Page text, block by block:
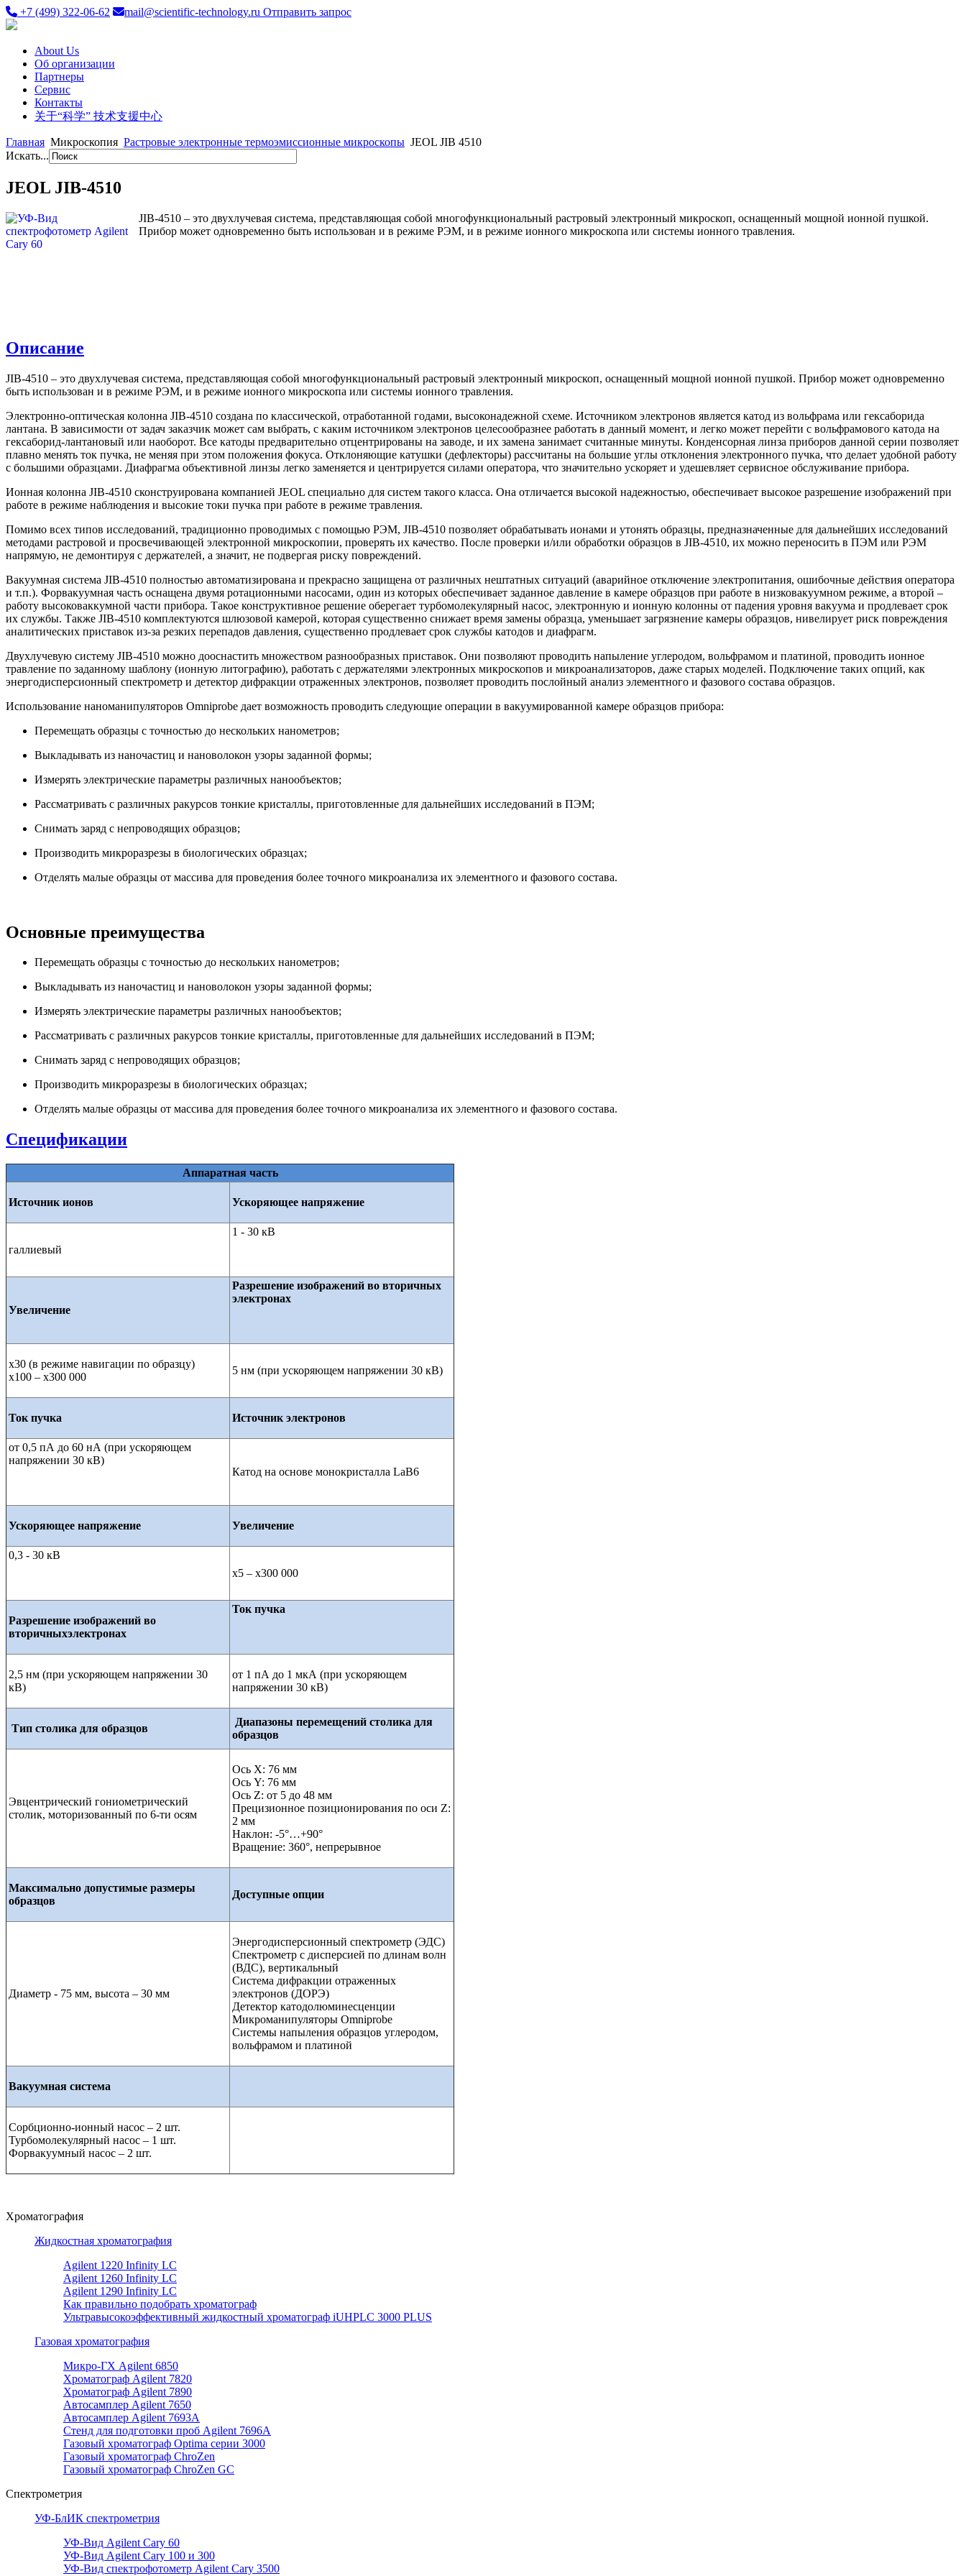
+7 (499) 322-06-62 mail@scientific-technology.ru Отправить запрос
About Us
Об организации
Партнеры
Сервис
Контакты
关于“科学” 技术支援中心
Главная Микроскопия Растровые электронные термоэмиссионные микроскопы JEOL JIB 4510
Искать...
JEOL JIB-4510
JIB-4510 – это двухлучевая система, представляющая собой многофункциональный растровый электронный микроскоп, оснащенный мощной ионной пушкой.
Прибор может одновременно быть использован и в режиме РЭМ, и в режиме ионного микроскопа или системы ионного травления.
Описание
JIB-4510 – это двухлучевая система, представляющая собой многофункциональный растровый электронный микроскоп, оснащенный мощной ионной пушкой. Прибор может одновременно
быть использован и в режиме РЭМ, и в режиме ионного микроскопа или системы ионного травления.
Электронно-оптическая колонна JIB-4510 создана по классической, отработанной годами, высоконадежной схеме. Источником электронов является катод из вольфрама или гексаборида
лантана. В зависимости от задач заказчик может сам выбрать, с каким источником электронов целесообразнее работать в данный момент, и легко может перейти с вольфрамового катода на
гексаборид-лантановый или наоборот. Все катоды предварительно отцентрированы на заводе, и их замена занимает считанные минуты. Конденсорная линза приборов данной серии позволяет
плавно менять ток пучка, не меняя при этом положения фокуса. Отклоняющие катушки (дефлекторы) рассчитаны на большие углы отклонения электронного пучка, что делает удобной работу
с большими образцами. Диафрагма объективной линзы легко заменяется и центрируется силами оператора, что значительно ускоряет и удешевляет сервисное обслуживание прибора.
Ионная колонна JIB-4510 сконструирована компанией JEOL специально для систем такого класса. Она отличается высокой надежностью, обеспечивает высокое разрешение изображений при
работе в режиме наблюдения и высокие токи пучка при работе в режиме травления.
Помимо всех типов исследований, традиционно проводимых с помощью РЭМ, JIB-4510 позволяет обрабатывать ионами и утонять образцы, предназначенные для дальнейших исследований
методами растровой и просвечивающей электронной микроскопии, проверять их качество. После проверки и/или обработки образцов в JIB-4510, их можно переносить в ПЭМ или РЭМ
напрямую, не демонтируя с держателей, а значит, не подвергая риску повреждений.
Вакуумная система JIB-4510 полностью автоматизирована и прекрасно защищена от различных нештатных ситуаций (аварийное отключение электропитания, ошибочные действия оператора
и т.п.). Форвакуумная часть оснащена двумя ротационными насосами, один из которых обеспечивает заданное давление в камере образцов при работе в низковакуумном режиме, а второй –
работу высоковаккумной части прибора. Такое конструктивное решение оберегает турбомолекулярный насос, электронную и ионную колонны от падения уровня вакуума и продлевает срок
их службы. Также JIB-4510 комплектуются шлюзовой камерой, которая существенно снижает время замены образца, уменьшает загрязнение камеры образцов, нивелирует риск повреждения
аналитических приставок из-за резких перепадов давления, существенно продлевает срок службы катодов и диафрагм.
Двухлучевую систему JIB-4510 можно дооснастить множеством разнообразных приставок. Они позволяют проводить напыление углеродом, вольфрамом и платиной, проводить ионное
травление по заданному шаблону (ионную литографию), работать с держателями электронных микроскопов и микроанализаторов, даже старых моделей. Подключение таких опций, как
энергодисперсионный спектрометр и детектор дифракции отраженных электронов, позволяет проводить послойный анализ элементного и фазового состава образцов.
Использование наноманипуляторов Omniprobe дает возможность проводить следующие операции в вакуумированной камере образцов прибора:
Перемещать образцы с точностью до нескольких нанометров;
Выкладывать из наночастиц и нановолокон узоры заданной формы;
Измерять электрические параметры различных нанообъектов;
Рассматривать с различных ракурсов тонкие кристаллы, приготовленные для дальнейших исследований в ПЭМ;
Снимать заряд с непроводящих образцов;
Производить микроразрезы в биологических образцах;
Отделять малые образцы от массива для проведения более точного микроанализа их элементного и фазового состава.
Основные преимущества
Перемещать образцы с точностью до нескольких нанометров;
Выкладывать из наночастиц и нановолокон узоры заданной формы;
Измерять электрические параметры различных нанообъектов;
Рассматривать с различных ракурсов тонкие кристаллы, приготовленные для дальнейших исследований в ПЭМ;
Снимать заряд с непроводящих образцов;
Производить микроразрезы в биологических образцах;
Отделять малые образцы от массива для проведения более точного микроанализа их элементного и фазового состава.
Спецификации
Аппаратная часть
Источник ионов Ускоряющее напряжение
галлиевый
1 - 30 кВ
Увеличение
Разрешение изображений во вторичных
электронах
x30 (в режиме навигации по образцу)
x100 – x300 000
5 нм (при ускоряющем напряжении 30 кВ)
Ток пучка Источник электронов
от 0,5 пА до 60 нА (при ускоряющем
напряжении 30 кВ)
Катод на основе монокристалла LaB6
Ускоряющее напряжение Увеличение
0,3 - 30 кВ
x5 – x300 000
Разрешение изображений во
вторичныхэлектронах
Ток пучка
2,5 нм (при ускоряющем напряжении 30
кВ)
от 1 пА до 1 мкА (при ускоряющем
напряжении 30 кВ)
Тип столика для образцов
Диапазоны перемещений столика для
образцов
Эвцентрический гониометрический
столик, моторизованный по 6-ти осям
Ось X: 76 мм
Ось Y: 76 мм
Ось Z: от 5 до 48 мм
Прецизионное позиционирования по оси Z:
2 мм
Наклон: -5°…+90°
Вращение: 360°, непрерывное
Максимально допустимые размеры
образцов
Доступные опции
Диаметр - 75 мм, высота – 30 мм
Энергодисперсионный спектрометр (ЭДС)
Спектрометр с дисперсией по длинам волн
(ВДС), вертикальный
Система дифракции отраженных
электронов (ДОРЭ)
Детектор катодолюминесценции
Микроманипуляторы Omniprobe
Системы напыления образцов углеродом,
вольфрамом и платиной
Вакуумная система
Сорбционно-ионный насос – 2 шт.
Турбомолекулярный насос – 1 шт.
Форвакуумный насос – 2 шт.
Хроматография
Жидкостная хроматография
Agilent 1220 Infinity LC
Agilent 1260 Infinity LC
Agilent 1290 Infinity LC
Как правильно подобрать хроматограф
Ультравысокоэффективный жидкостный хроматограф iUHPLC 3000 PLUS
Газовая хроматография
Микро-ГХ Agilent 6850
Хроматограф Agilent 7820
Хроматограф Agilent 7890
Автосамплер Agilent 7650
Автосамплер Agilent 7693A
Стенд для подготовки проб Agilent 7696А
Газовый хроматограф Optima серии 3000
Газовый хроматограф ChroZen
Газовый хроматограф ChroZen GC
Спектрометрия
УФ-БлИК спектрометрия
УФ-Вид Agilent Cary 60
УФ-Вид Agilent Cary 100 и 300
УФ-Вид спектрофотометр Agilent Cary 3500